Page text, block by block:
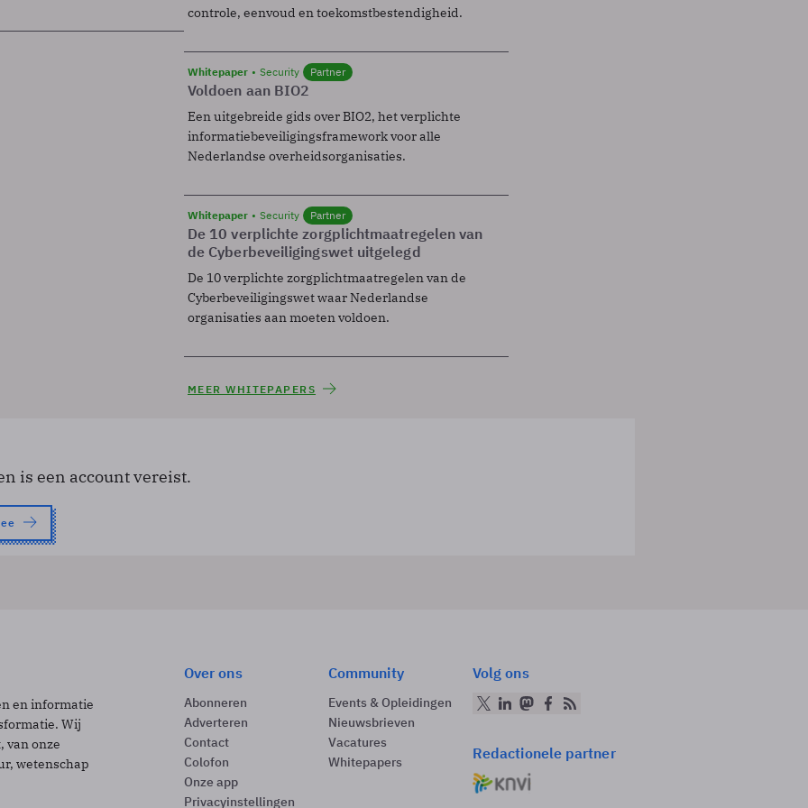
controle, eenvoud en toekomstbestendigheid.
Whitepaper Security Partner
Voldoen aan BIO2
Een uitgebreide gids over BIO2, het verplichte
informatiebeveiligingsframework voor alle
Nederlandse overheidsorganisaties.
Whitepaper Security Partner
De 10 verplichte zorgplichtmaatregelen van
de Cyberbeveiligingswet uitgelegd
De 10 verplichte zorgplichtmaatregelen van de
Cyberbeveiligingswet waar Nederlandse
organisaties aan moeten voldoen.
MEER WHITEPAPERS
is een account vereist.
en informatie
Wij
van onze
wetenschap
Over ons
Abonneren
Adverteren
Contact
Colofon
Onze app
Privacyinstellingen
Community
Events & Opleidingen
Nieuwsbrieven
Vacatures
Whitepapers
Volg ons
Redactionele partner